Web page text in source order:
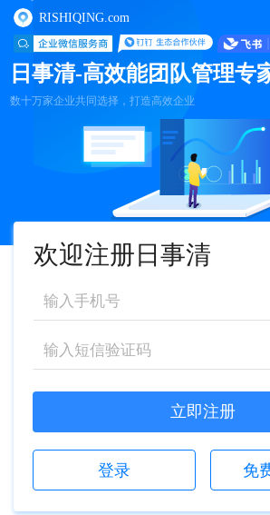
RISHIQING.com
日事清-高效能团队管理专
数十万家企业共同选择，打造高效企业
欢迎注册日事清
立即注册
登录 免